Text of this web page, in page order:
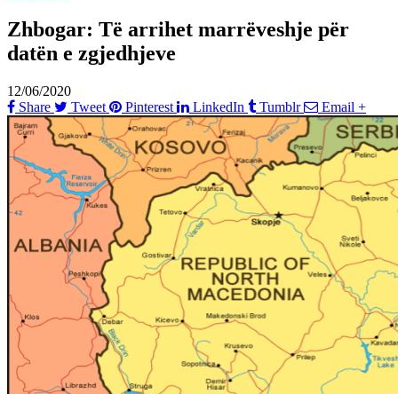
Zhbogar: Të arrihet marrëveshje për
datën e zgjedhjeve
12/06/2020
Share
Tweet Pinterest LinkedIn Tumblr Email +